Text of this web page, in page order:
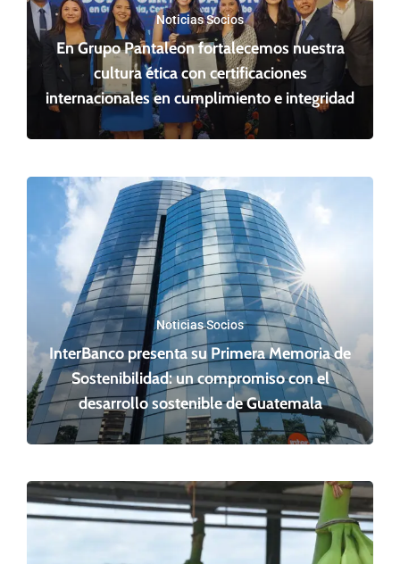
Noticias Socios
En Grupo Pantaleon fortalecemos nuestra
cultura ética con certificaciones
internacionales en cumplimiento e integridad
Noticias Socios
InterBanco presenta su Primera Memoria de
Sostenibilidad: un compromiso con el
desarrollo sostenible de Guatemala